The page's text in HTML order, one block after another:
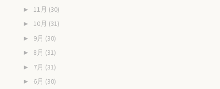
► 11月 (30)
► 10月 (31)
► 9月 (30)
► 8月 (31)
► 7月 (31)
► 6月 (30)